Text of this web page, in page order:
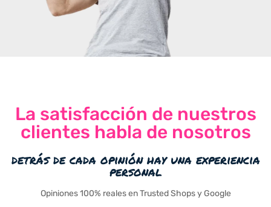
La satisfacción de nuestros
clientes habla de nosotros
detrás de cada opinión hay una experiencia
personal
Opiniones 100% reales en Trusted Shops y Google